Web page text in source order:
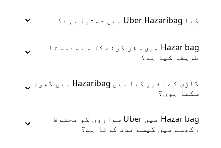
کیا Uber Hazaribag میں دستیاب ہے؟
Hazaribag میں سفر کرنے کا سب سے سستا
طریقہ کیا ہے؟
گاڑی کے بغیر کیا میں Hazaribag میں گھوم
سکتا ہوں؟
Hazaribag میں Uber سواروں کو محفوظ
رکھنے میں کیسے مدد کرتا ہے؟